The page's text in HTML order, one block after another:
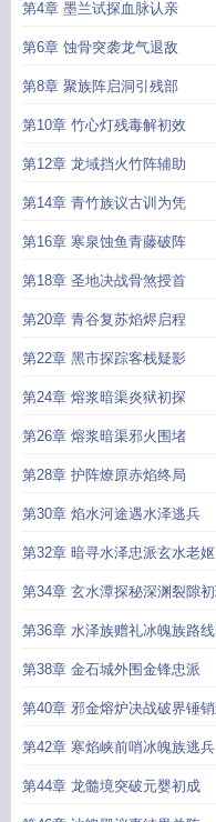
第4章 墨兰试探血脉认亲
第6章 蚀骨突袭龙气退敌
第8章 聚族阵启洞引残部
第10章 竹心灯残毒解初效
第12章 龙域挡火竹阵辅助
第14章 青竹族议古训为凭
第16章 寒泉蚀鱼青藤破阵
第18章 圣地决战骨煞授首
第20章 青谷复苏焰烬启程
第22章 黑市探踪客栈疑影
第24章 熔浆暗渠炎狱初探
第26章 熔浆暗渠邪火围堵
第28章 护阵燎原赤焰终局
第30章 焰水河途遇水泽逃兵
第32章 暗寻水泽忠派玄水老妪
第34章 玄水潭探秘深渊裂隙
第36章 水泽族赠礼冰魄族路线
第38章 金石城外围金锋忠派
第40章 邪金熔炉决战破界锤
第42章 寒焰峡前哨冰魄族逃兵
第44章 龙髓境突破元婴初成